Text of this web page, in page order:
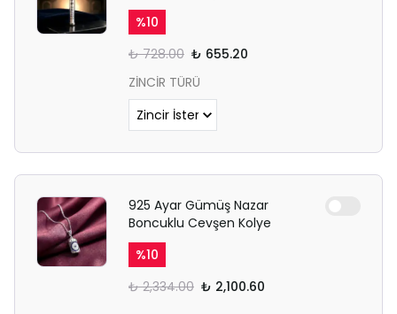
%10
₺ 728.00 ₺ 655.20
ZİNCİR TÜRÜ
925 Ayar Gümüş Nazar
Boncuklu Cevşen Kolye
%10
₺ 2,334.00 ₺ 2,100.60